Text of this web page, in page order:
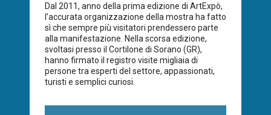
Dal 2011, anno della prima edizione di ArtExpò,
l’accurata organizzazione della mostra ha fatto
sì che sempre più visitatori prendessero parte
alla manifestazione. Nella scorsa edizione,
svoltasi presso il Cortilone di Sorano (GR),
hanno firmato il registro visite migliaia di
persone tra esperti del settore, appassionati,
turisti e semplici curiosi.